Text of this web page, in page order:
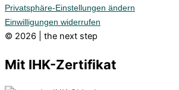
Privatsphäre-Einstellungen ändern
Einwilligungen widerrufen
© 2026 | the next step
Mit IHK-Zertifikat